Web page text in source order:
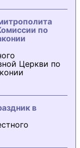
по
Церкви по
в